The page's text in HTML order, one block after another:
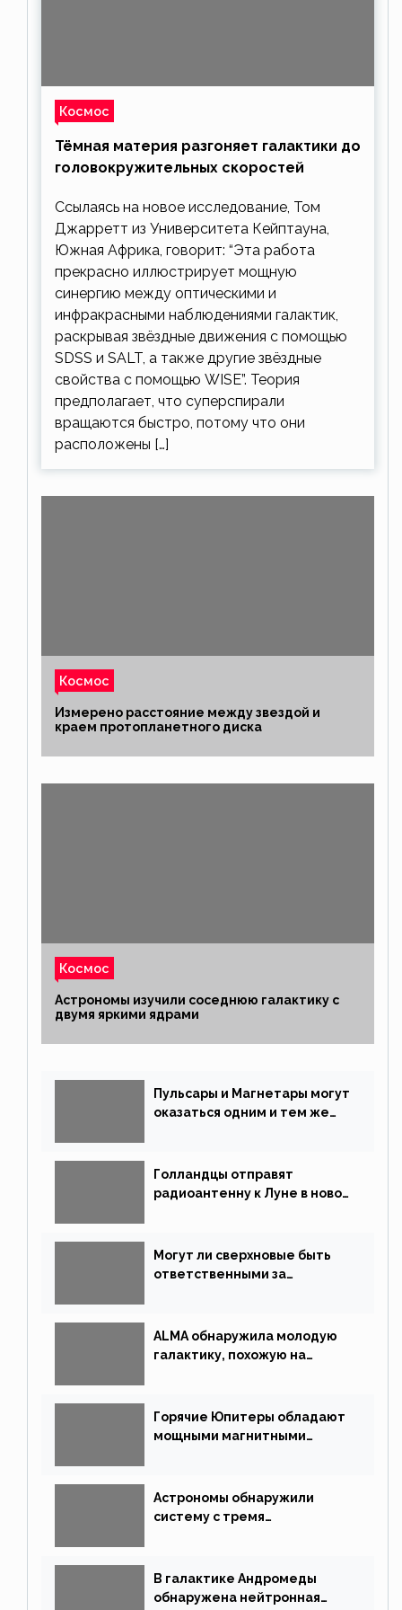
Космос
Тёмная материя разгоняет галактики до
головокружительных скоростей
Ссылаясь на новое исследование, Том
Джарретт из Университета Кейптауна,
Южная Африка, говорит: “Эта работа
прекрасно иллюстрирует мощную
синергию между оптическими и
инфракрасными наблюдениями галактик,
раскрывая звёздные движения с помощью
SDSS и SALT, а также другие звёздные
свойства с помощью WISE”. Теория
предполагает, что суперспирали
вращаются быстро, потому что они
расположены […]
Космос
Измерено расстояние между звездой и
краем протопланетного диска
Космос
Астрономы изучили соседнюю галактику с
двумя яркими ядрами
Пульсары и Магнетары могут
оказаться одним и тем же
Голландцы отправят
радиоантенну к Луне в новой
Могут ли сверхновые быть
ответственными за
ALMA обнаружила молодую
галактику, похожую на
Горячие Юпитеры обладают
мощными магнитными
Астрономы обнаружили
систему с тремя
В галактике Андромеды
обнаружена нейтронная